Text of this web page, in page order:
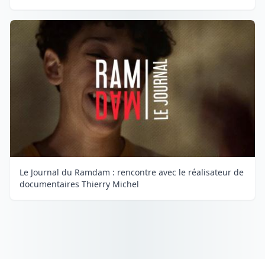
Le Journal du Ramdam : rencontre avec le réalisateur de
documentaires Thierry Michel